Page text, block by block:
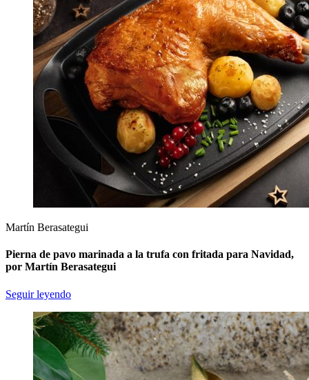
Martín Berasategui
Pierna de pavo marinada a la trufa con fritada para Navidad,
por Martín Berasategui
Seguir leyendo